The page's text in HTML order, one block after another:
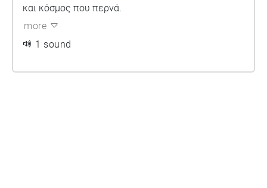
και κόσμος που περνά.
more
1 sound